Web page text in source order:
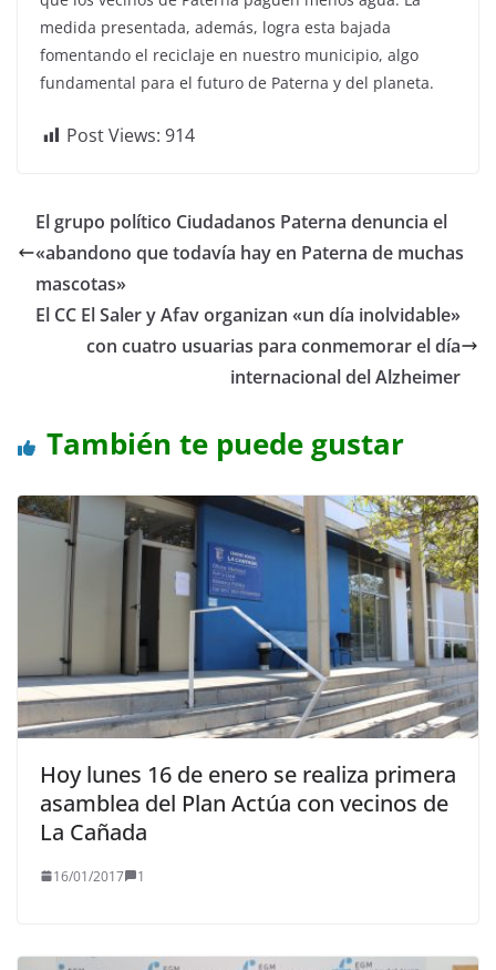
medida presentada, además, logra esta bajada
fomentando el reciclaje en nuestro municipio, algo
fundamental para el futuro de Paterna y del planeta.
Post Views: 914
El grupo político Ciudadanos Paterna denuncia el
«abandono que todavía hay en Paterna de muchas
mascotas»
El CC El Saler y Afav organizan «un día inolvidable»
con cuatro usuarias para conmemorar el día
internacional del Alzheimer
También te puede gustar
Hoy lunes 16 de enero se realiza primera
asamblea del Plan Actúa con vecinos de
La Cañada
16/01/2017 1